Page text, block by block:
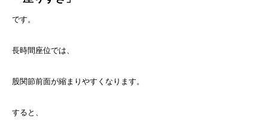
です。
長時間座位では、
股関節前面が縮まりやすくなります。
すると、